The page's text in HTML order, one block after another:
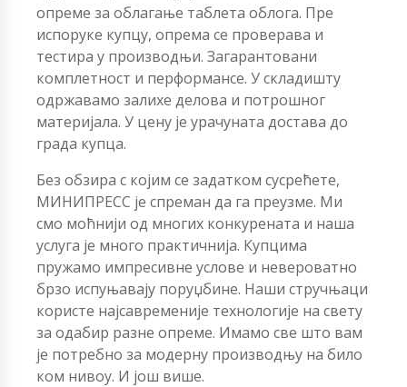
опреме за облагање таблета облога. Пре
испоруке купцу, опрема се проверава и
тестира у производњи. Загарантовани
комплетност и перформансе. У складишту
одржавамо залихе делова и потрошног
материјала. У цену је урачуната достава до
града купца.
Без обзира с којим се задатком сусрећете,
МИНИПРЕСС је спреман да га преузме. Ми
смо моћнији од многих конкурената и наша
услуга је много практичнија. Купцима
пружамо импресивне услове и невероватно
брзо испуњавају поруџбине. Наши стручњаци
користе најсавременије технологије на свету
за одабир разне опреме. Имамо све што вам
је потребно за модерну производњу на било
ком нивоу. И још више.